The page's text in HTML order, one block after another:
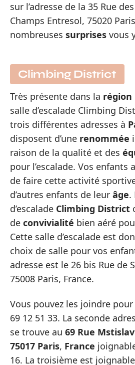
sur l’adresse de la 35 Rue
Champs Entresol, 75020
nombreuses surprises vous
Climbing District
Très présente dans la région
salle d’escalade Climbing
trois différentes adresses à
disposent d’une renommée
raison de la qualité et des
pour l’escalade. Vos enfants
de faire cette activité
d’autres enfants de leur âge.
d’escalade Climbing District
de convivialité bien aéré
Cette salle d’escalade est
choix de salle pour vos
adresse est le 26 bis Rue de
75008 Paris, France.
Vous pouvez les joindre
69 12 51 33. La seconde
se trouve au 69 Rue Mstislav
75017 Paris, France
16. La troisième est